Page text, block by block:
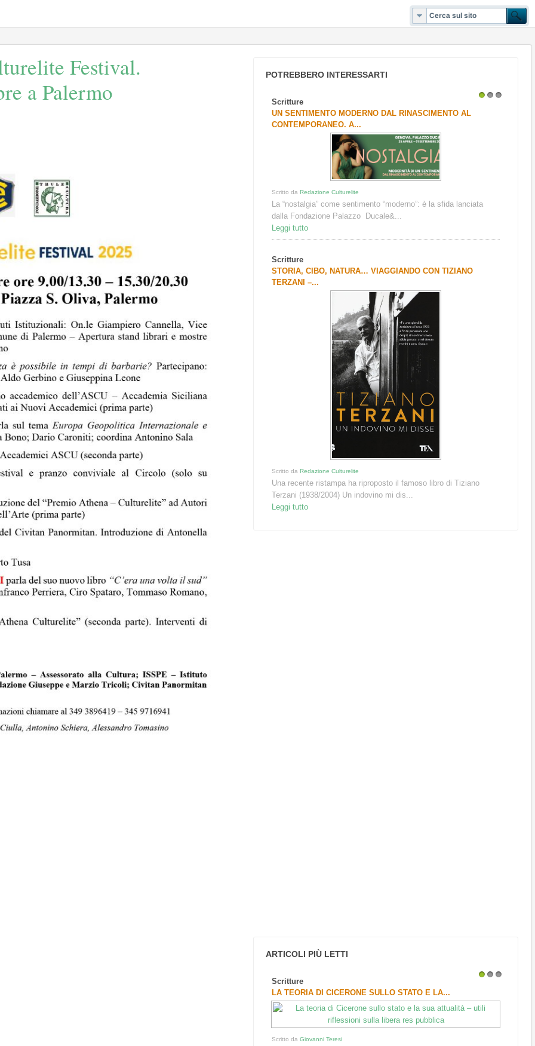
Festival.
a Palermo
POTREBBERO INTERESSARTI
Scritture
UN SENTIMENTO MODERNO DAL RINASCIMENTO AL
CONTEMPORANEO. A...
Scritto daRedazione Culturelite
La “nostalgia” come sentimento “moderno”: è la sfida lanciata
dalla Fondazione Palazzo Ducale&...
Leggi tutto
Scritture
STORIA, CIBO, NATURA… VIAGGIANDO CON TIZIANO
TERZANI –...
Scritto daRedazione Culturelite
Una recente ristampa ha riproposto il famoso libro di Tiziano
Terzani (1938/2004) Un indovino mi dis...
Leggi tutto
ARTICOLI PIÙ LETTI
Scritture
LA TEORIA DI CICERONE SULLO STATO E LA...
Scritto daGiovanni Teresi